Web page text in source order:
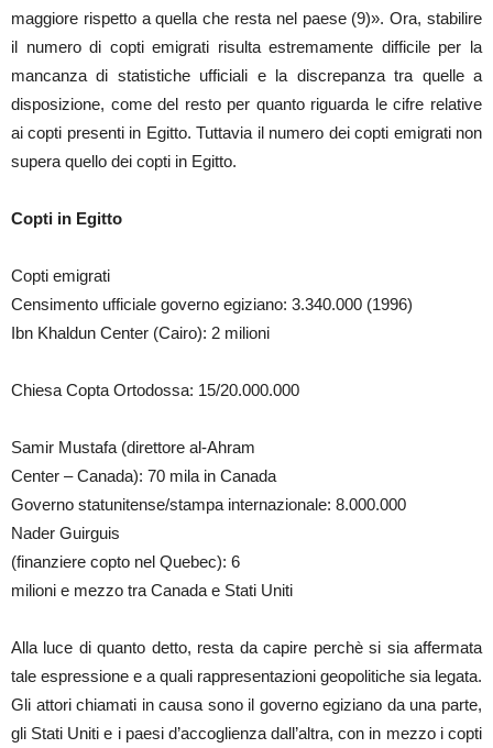
maggiore rispetto a quella che resta nel paese (9)». Ora, stabilire
il numero di copti emigrati risulta estremamente difficile per la
mancanza di statistiche ufficiali e la discrepanza tra quelle a
disposizione, come del resto per quanto riguarda le cifre relative
ai copti presenti in Egitto. Tuttavia il numero dei copti emigrati non
supera quello dei copti in Egitto.
Copti in Egitto
Copti emigrati
Censimento ufficiale governo egiziano: 3.340.000 (1996)
Ibn Khaldun Center (Cairo): 2 milioni
Chiesa Copta Ortodossa: 15/20.000.000
Samir Mustafa (direttore al-Ahram
Center – Canada): 70 mila in Canada
Governo statunitense/stampa internazionale: 8.000.000
Nader Guirguis
(finanziere copto nel Quebec): 6
milioni e mezzo tra Canada e Stati Uniti
Alla luce di quanto detto, resta da capire perchè si sia affermata
tale espressione e a quali rappresentazioni geopolitiche sia legata.
Gli attori chiamati in causa sono il governo egiziano da una parte,
gli Stati Uniti e i paesi d’accoglienza dall’altra, con in mezzo i copti